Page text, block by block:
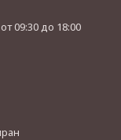
от 09:30 до 18:00